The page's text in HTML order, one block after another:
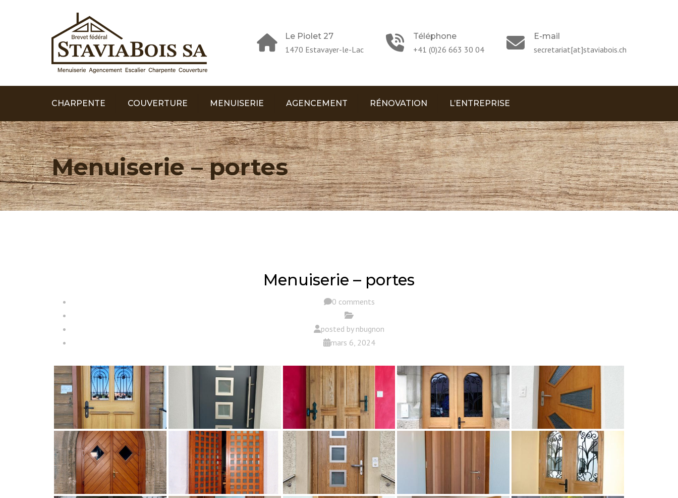
Le Piolet 27
1470 Estavayer-le-Lac
Téléphone
+41 (0)26 663 30 04
E-mail
secretariat[at]staviabois.ch
CHARPENTE
POUTRAISON
OSSATURE BOIS
ABRIS ET COUVERTS
COUVERTURE
TUILE, TÔLE, ETERNIT
TOITS PLATS
MENUISERIE
FAÇADES
ESCALIERS
PORTES
FENÊTRES
PARQUET
AGENCEMENT
ARMOIRES / DRESSING
SALLE DE BAIN
AMÉNAGEMENT DE LOCAUX
RÉNOVATION
EXEMPLES DE PROJETS
ISOLATION
L’ENTREPRISE
HISTOIRE ET VALEURS
ÉQUIPE
CONTACT
RÉSEAU
Menuiserie – portes
Menuiserie – portes
0 comments
posted by nbugnon
mars 6, 2024